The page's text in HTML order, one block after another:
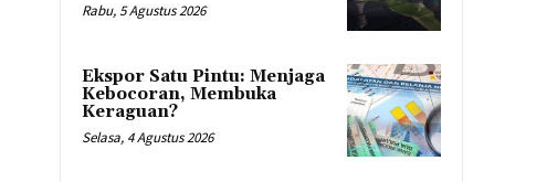
Rabu, 5 Agustus 2026
Ekspor Satu Pintu: Menjaga
Kebocoran, Membuka
Keraguan?
Selasa, 4 Agustus 2026